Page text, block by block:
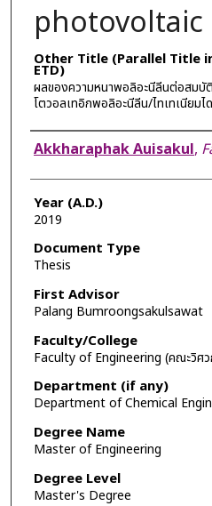
photovoltaic
Other Title (Parallel Title
ETD)
ผลของความหนาพอลิอะนีลีนต่อสมบั
โตวอลเทอิกพอลิอะนีลีน/ไทเทเนียมไ
Author
Akkharaphak Auisakul,
Year (A.D.)
2019
Document Type
Thesis
First Advisor
Palang Bumroongsakulsawat
Faculty/College
Faculty of Engineering (คณะวิศ
Department (if any)
Department of Chemical
Degree Name
Master of Engineering
Degree Level
Master's Degree